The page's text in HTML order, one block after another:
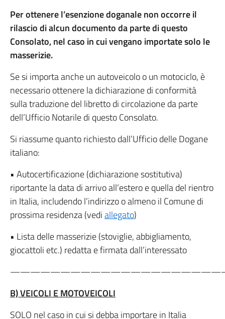
Per ottenere l’esenzione doganale non occorre il
rilascio di alcun documento da parte di questo
Consolato, nel caso in cui vengano importate solo le
masserizie.
Se si importa anche un autoveicolo o un motociclo, è
necessario ottenere la dichiarazione di conformità
sulla traduzione del libretto di circolazione da parte
dell’Ufficio Notarile di questo Consolato.
Si riassume quanto richiesto dall’Ufficio delle Dogane
italiano:
• Autocertificazione (dichiarazione sostitutiva)
riportante la data di arrivo all’estero e quella del rientro
in Italia, includendo l’indirizzo o almeno il Comune di
prossima residenza (vediallegato)
• Lista delle masserizie (stoviglie, abbigliamento,
giocattoli etc.) redatta e firmata dall’interessato
B) VEICOLI E MOTOVEICOLI
SOLO nel caso in cui si debba importare in Italia